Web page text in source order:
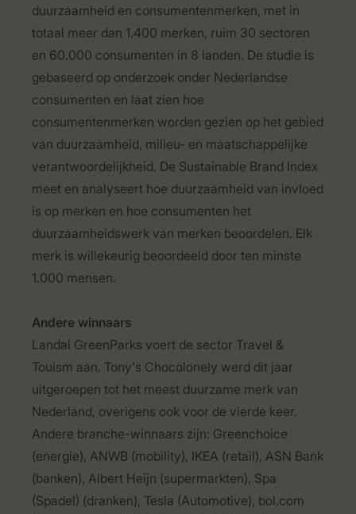
duurzaamheid en consumentenmerken, met in
totaal meer dan 1.400 merken, ruim 30 sectoren
en 60.000 consumenten in 8 landen. De studie is
gebaseerd op onderzoek onder Nederlandse
consumenten en laat zien hoe
consumentenmerken worden gezien op het gebied
van duurzaamheid, milieu- en maatschappelijke
verantwoordelijkheid. De Sustainable Brand Index
meet en analyseert hoe duurzaamheid van invloed
is op merken en hoe consumenten het
duurzaamheidswerk van merken beoordelen. Elk
merk is willekeurig beoordeeld door ten minste
1.000 mensen.
Andere winnaars
Landal GreenParks voert de sector Travel &
Touism aan. Tony's Chocolonely werd dit jaar
uitgeroepen tot het meest duurzame merk van
Nederland, overigens ook voor de vierde keer.
Andere branche-winnaars zijn: Greenchoice
(energie), ANWB (mobility), IKEA (retail), ASN Bank
(banken), Albert Heijn (supermarkten), Spa
(Spadel) (dranken), Tesla (Automotive), bol.com